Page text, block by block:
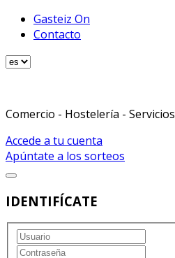
Gasteiz On
Contacto
Comercio - Hostelería - Servicios
Accede a tu cuenta
Apúntate a los sorteos
IDENTIFÍCATE